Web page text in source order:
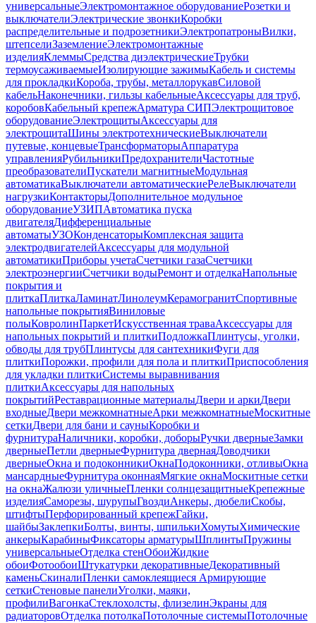
универсальныеЭлектромонтажное оборудованиеРозетки и
выключателиЭлектрические звонкиКоробки
распределительные и подрозетникиЭлектропатроныВилки,
штепселиЗаземлениеЭлектромонтажные
изделияКлеммыСредства диэлектрическиеТрубки
термоусаживаемыеИзолирующие зажимыКабель и системы
для прокладкиКороба, трубы, металлорукавСиловой
кабельНаконечники, гильзы кабельныеАксессуары для труб,
коробовКабельный крепежАрматура СИПЭлектрощитовое
оборудованиеЭлектрощитыАксессуары для
электрощитаШины электротехническиеВыключатели
путевые, концевыеТрансформаторыАппаратура
управленияРубильникиПредохранителиЧастотные
преобразователиПускатели магнитныеМодульная
автоматикаВыключатели автоматическиеРелеВыключатели
нагрузкиКонтакторыДополнительное модульное
оборудованиеУЗИПАвтоматика пуска
двигателяДифференциальные
автоматыУЗОКонденсаторыКомплексная защита
электродвигателейАксессуары для модульной
автоматикиПриборы учетаСчетчики газаСчетчики
электроэнергииСчетчики водыРемонт и отделкаНапольные
покрытия и
плиткаПлиткаЛаминатЛинолеумКерамогранитСпортивные
напольные покрытияВиниловые
полыКовролинПаркетИскусственная траваАксессуары для
напольных покрытий и плиткиПодложкаПлинтусы, уголки,
обводы для трубПлинтусы для сантехникиФуги для
плиткиПорожки, профили для пола и плиткиПриспособления
для укладки плиткиСистемы выравнивания
плиткиАксессуары для напольных
покрытийРеставрационные материалыДвери и аркиДвери
входныеДвери межкомнатныеАрки межкомнатныеМоскитные
сеткиДвери для бани и сауныКоробки и
фурнитураНаличники, коробки, доборыРучки дверныеЗамки
дверныеПетли дверныеФурнитура двернаяДоводчики
дверныеОкна и подоконникиОкнаПодоконники, отливыОкна
мансардныеФурнитура оконнаяМягкие окнаМоскитные сетки
на окнаЖалюзи уличныеПленки солнцезащитныеКрепежные
изделияСаморезы, шурупыГвоздиАнкеры, дюбелиСкобы,
штифтыПерфорированный крепежГайки,
шайбыЗаклепкиБолты, винты, шпилькиХомутыХимические
анкерыКарабиныФиксаторы арматурыШплинтыПружины
универсальныеОтделка стенОбоиЖидкие
обоиФотообоиШтукатурки декоративныеДекоративный
каменьСкиналиПленки самоклеящиеся Армирующие
сеткиСтеновые панелиУголки, маяки,
профилиВагонкаСтеклохолсты, флизелинЭкраны для
радиаторовОтделка потолкаПотолочные системыПотолочные